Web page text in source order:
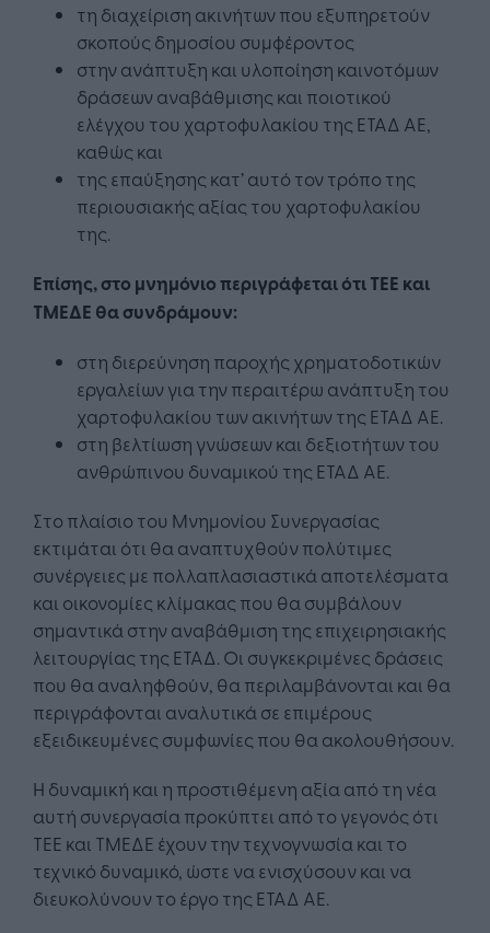
τη διαχείριση ακινήτων που εξυπηρετούν
σκοπούς δημοσίου συμφέροντος
στην ανάπτυξη και υλοποίηση καινοτόμων
δράσεων αναβάθμισης και ποιοτικού
ελέγχου του χαρτοφυλακίου της ΕΤΑΔ ΑΕ,
καθώς και
της επαύξησης κατ’ αυτό τον τρόπο της
περιουσιακής αξίας του χαρτοφυλακίου
της.
Επίσης, στο μνημόνιο περιγράφεται ότι ΤΕΕ και
ΤΜΕΔΕ θα συνδράμουν:
στη διερεύνηση παροχής χρηματοδοτικών
εργαλείων για την περαιτέρω ανάπτυξη του
χαρτοφυλακίου των ακινήτων της ΕΤΑΔ ΑΕ.
στη βελτίωση γνώσεων και δεξιοτήτων του
ανθρώπινου δυναμικού της ΕΤΑΔ ΑΕ.
Στο πλαίσιο του Μνημονίου Συνεργασίας
εκτιμάται ότι θα αναπτυχθούν πολύτιμες
συνέργειες με πολλαπλασιαστικά αποτελέσματα
και οικονομίες κλίμακας που θα συμβάλουν
σημαντικά στην αναβάθμιση της επιχειρησιακής
λειτουργίας της ΕΤΑΔ. Οι συγκεκριμένες δράσεις
που θα αναληφθούν, θα περιλαμβάνονται και θα
περιγράφονται αναλυτικά σε επιμέρους
εξειδικευμένες συμφωνίες που θα ακολουθήσουν.
Η δυναμική και η προστιθέμενη αξία από τη νέα
αυτή συνεργασία προκύπτει από το γεγονός ότι
ΤΕΕ και ΤΜΕΔΕ έχουν την τεχνογνωσία και το
τεχνικό δυναμικό, ώστε να ενισχύσουν και να
διευκολύνουν το έργο της ΕΤΑΔ ΑΕ.